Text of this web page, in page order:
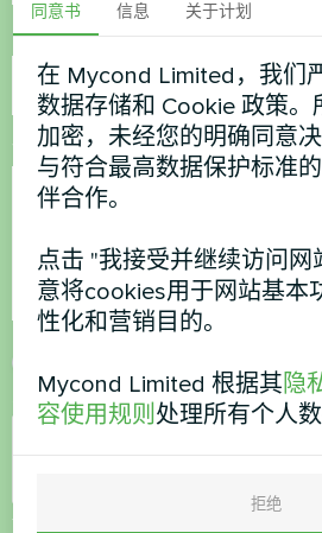
电子邮件
评论
安全检查*
请确认您不是机器人。
同意书 信息 关于计划
在 Mycond Limited，我们
数据存储和 Cookie 政策
加密，未经您的明确同意
与符合最高数据保护标准
伴合作。
点击 "我接受并继续访问网
意将cookies用于网站基本
性化和营销目的。
Mycond Limited 根据其隐
容使用规则处理所有个人数
拒绝